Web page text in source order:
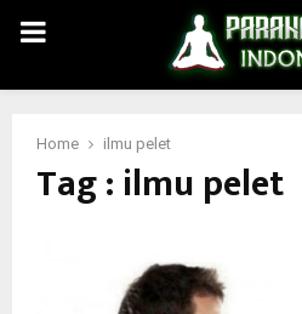
PRIMARY
MENU
Home ilmu pelet
Tag : ilmu pelet